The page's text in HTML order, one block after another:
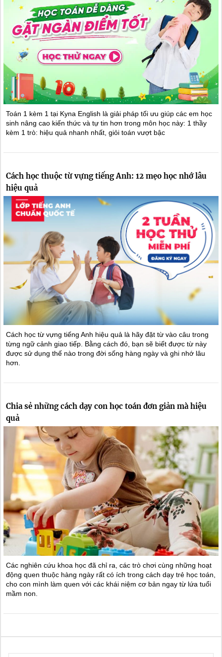
Toán 1 kèm 1 tại Kyna English là giải pháp tối ưu giúp các em học
sinh nâng cao kiến thức và tự tin hơn trong môn học này: 1 thầy
kèm 1 trò: hiệu quả nhanh nhất, giỏi toán vượt bậc
Cách học thuộc từ vựng tiếng Anh: 12 mẹo học nhớ lâu
hiệu quả
Cách học từ vựng tiếng Anh hiệu quả là hãy đặt từ vào câu trong
từng ngữ cảnh giao tiếp. Bằng cách đó, bạn sẽ biết được từ này
được sử dụng thế nào trong đời sống hàng ngày và ghi nhớ lâu
hơn.
Chia sẻ những cách dạy con học toán đơn giản mà hiệu
quả
Các nghiên cứu khoa học đã chỉ ra, các trò chơi cùng những hoạt
động quen thuộc hàng ngày rất có ích trong cách dạy trẻ học toán,
cho con mình làm quen với các khái niệm cơ bản ngay từ lứa tuổi
mầm non.